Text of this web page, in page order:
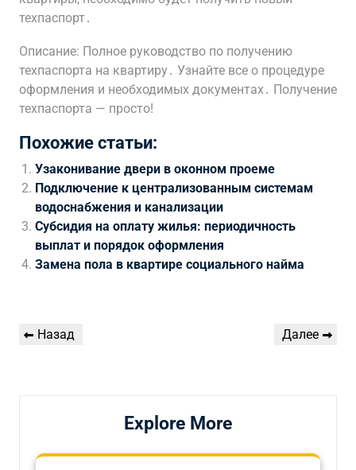
техпаспорт․
Описание: Полное руководство по получению
техпаспорта на квартиру․ Узнайте все о процедуре
оформления и необходимых документах․ Получение
техпаспорта — просто!
Похожие статьи:
Узаконивание двери в оконном проеме
Подключение к централизованным системам
водоснабжения и канализации
Субсидия на оплату жилья: периодичность
выплат и порядок оформления
Замена пола в квартире социального найма
Навигация
Предыдущая
Назад
Следующая
Далее
Explore More